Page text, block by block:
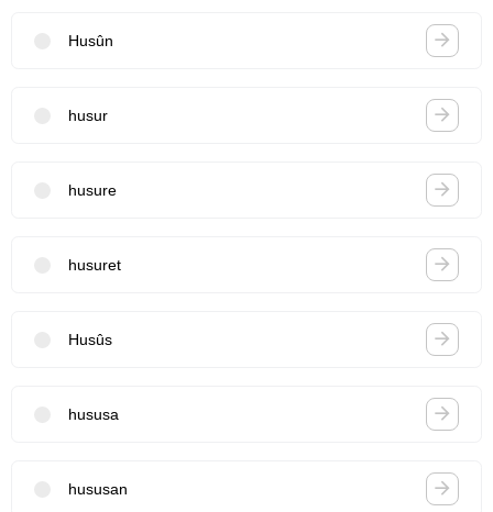
Husûn
husur
husure
husuret
Husûs
hususa
hususan